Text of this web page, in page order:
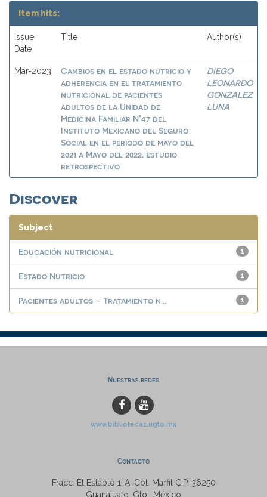
Item hits:
Issue
Date
Title Author(s)
Mar-2023
Cambios en el estado nutricio y
adherencia en el tratamiento
nutricional de pacientes
adultos de la Unidad de
Medicina Familiar N°47 del
Instituto Mexicano del Seguro
Social en el periodo de mayo del
2021 a Mayo del 2022, estudio
retrospectivo
DIEGO
LEONARDO
GONZALEZ
LUNA
Discover
Subject
1
Educación nutricional
1
Estado Nutricio
1
Pacientes adultos – Tratamiento n...
Nuestras redes
www.bibliotecas.ugto.mx
Contacto
Fracc. El Establo 1-A, Col. Marfil C.P. 36250
Guanajuato, Gto., México